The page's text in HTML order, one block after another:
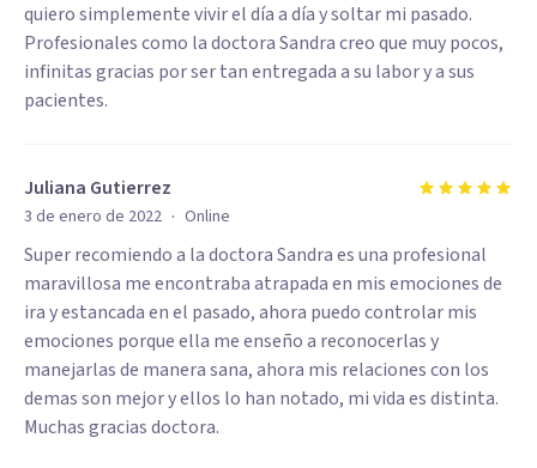
quiero simplemente vivir el día a día y soltar mi pasado.
Profesionales como la doctora Sandra creo que muy pocos,
infinitas gracias por ser tan entregada a su labor y a sus
pacientes.
Juliana Gutierrez
3 de enero de 2022 · Online
Super recomiendo a la doctora Sandra es una profesional
maravillosa me encontraba atrapada en mis emociones de
ira y estancada en el pasado, ahora puedo controlar mis
emociones porque ella me enseño a reconocerlas y
manejarlas de manera sana, ahora mis relaciones con los
demas son mejor y ellos lo han notado, mi vida es distinta.
Muchas gracias doctora.